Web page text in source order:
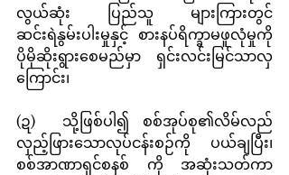
လွယ်ဆုံး ပြည်သူ များကြားတွင်
ဆင်းရဲနွမ်းပါးမှုနှင့် စားနပ်ရိက္ခာမဖူလုံမှုကို
ပိုမိုဆိုးရွားစေမည်မှာ ရှင်းလင်းမြင်သာလှ
ကြောင်း၊
(ဍ)	သို့ဖြစ်ပါ၍ စစ်အုပ်စု၏လိမ်လည်
လှည့်ဖြားသောလုပ်ငန်းစဉ်ကို ပယ်ချပြီး၊
စစ်အာဏာရှင်စနစ် ကို အဆုံးသတ်ကာ